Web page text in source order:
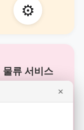
⚙️
물류 서비스
제품 운송 서비스
×